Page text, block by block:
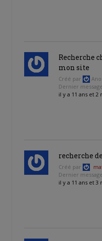
Recherche
mon site
Créé par
Dernier
il y a 11 ans et 2
recherche
Créé par
Dernier
il y a 11 ans et 3